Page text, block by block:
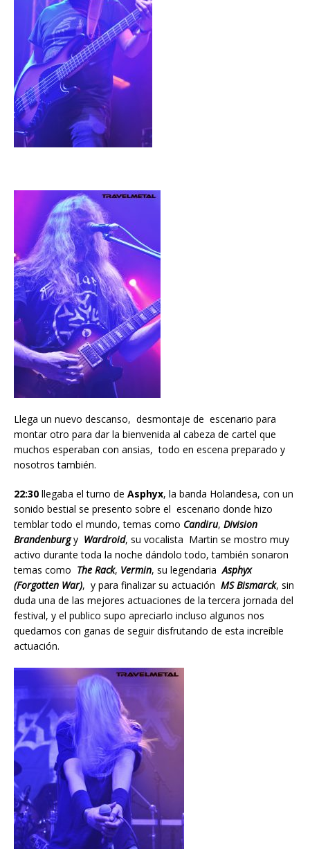
Llega un nuevo descanso, desmontaje de escenario para
montar otro para dar la bienvenida al cabeza de cartel que
muchos esperaban con ansias, todo en escena preparado y
nosotros también.
22:30 llegaba el turno de Asphyx, la banda Holandesa, con un
sonido bestial se presento sobre el escenario donde hizo
temblar todo el mundo, temas como Candiru, Division
Brandenburgy Wardroid, su vocalista Martin se mostro muy
activo durante toda la noche dándolo todo, también sonaron
temas como The Rack, Vermin, su legendariaAsphyx
(Forgotten War), y para finalizar su actuación MS Bismarck, sin
duda una de las mejores actuaciones de la tercera jornada del
festival, y el publico supo apreciarlo incluso algunos nos
quedamos con ganas de seguir disfrutando de esta increíble
actuación.